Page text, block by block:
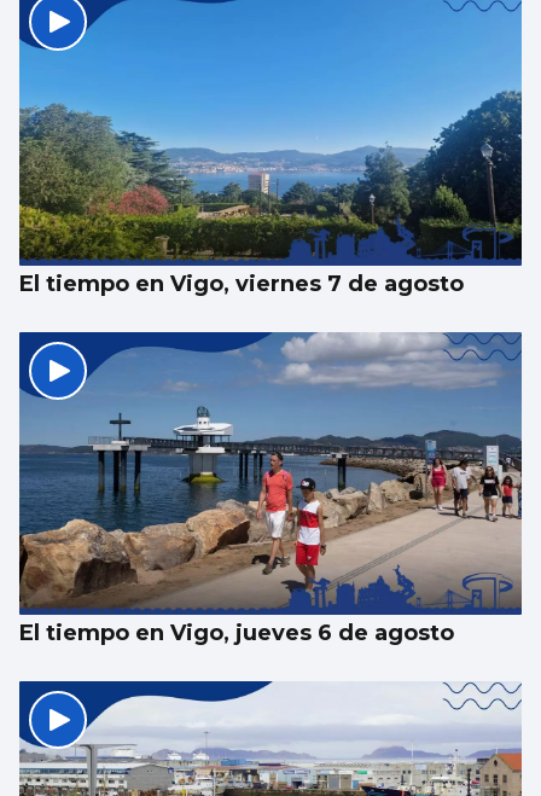
El tiempo en Vigo, viernes 7 de agosto
El tiempo en Vigo, jueves 6 de agosto